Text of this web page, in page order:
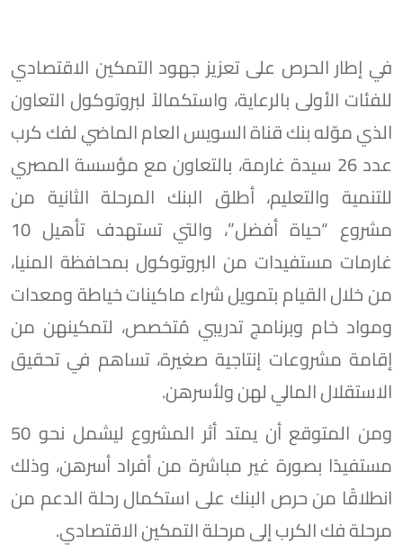
في إطار الحرص على تعزيز جهود التمكين الاقتصادي
للفئات الأولى بالرعاية، واستكمالاً لبروتوكول التعاون
الذي موّله بنك قناة السويس العام الماضي لفك كرب
عدد 26 سيدة غارمة، بالتعاون مع مؤسسة المصري
للتنمية والتعليم، أطلق البنك المرحلة الثانية من
مشروع “حياة أفضل”، والتي تستهدف تأهيل 10
غارمات مستفيدات من البروتوكول بمحافظة المنيا،
من خلال القيام بتمويل شراء ماكينات خياطة ومعدات
ومواد خام وبرنامج تدريبي مُتخصص، لتمكينهن من
إقامة مشروعات إنتاجية صغيرة، تساهم في تحقيق
الاستقلال المالي لهن ولأسرهن.
ومن المتوقع أن يمتد أثر المشروع ليشمل نحو 50
مستفيدًا بصورة غير مباشرة من أفراد أسرهن، وذلك
انطلاقًا من حرص البنك على استكمال رحلة الدعم من
مرحلة فك الكرب إلى مرحلة التمكين الاقتصادي.